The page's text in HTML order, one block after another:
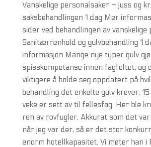
Vanskelige personalsaker – juss og
saksbehandlingen 1 dag Mer
sider ved behandlingen av
Sanitærrenhold og gulvbehandling 1
informasjon Mange nye typer gulv
spisskompetanse innen fagfeltet, og
viktigere å holde seg oppdatert på
behandling det enkelte gulv krever.
veke er sett av til fellesfag. Her ble
ren av rovfugler. Akkurat som det var
når jeg var der, så er det stor
enorm hotellkapasitet. Vi møter han i